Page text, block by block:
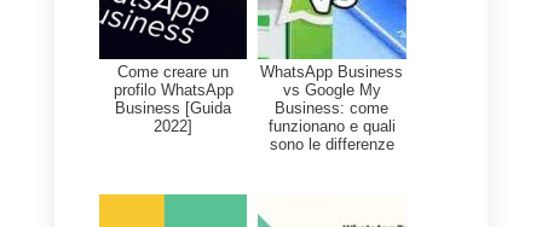
funzionalità possibili.
Facile da utilizzare